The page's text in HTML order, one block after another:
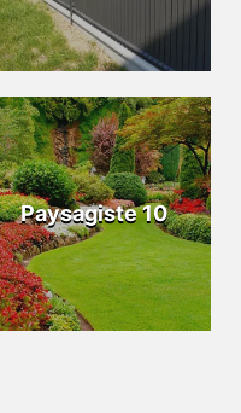
Paysagiste 10